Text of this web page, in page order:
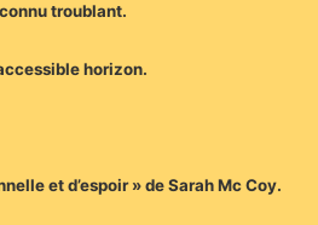
troublant.
horizon.
et d’espoir » de Sarah Mc Coy.